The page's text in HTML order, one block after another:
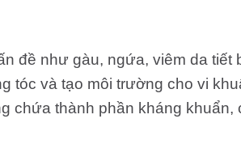
đề như gàu, ngứa, viêm da tiết
tóc và tạo môi trường cho vi
chứa thành phần kháng khuẩn,